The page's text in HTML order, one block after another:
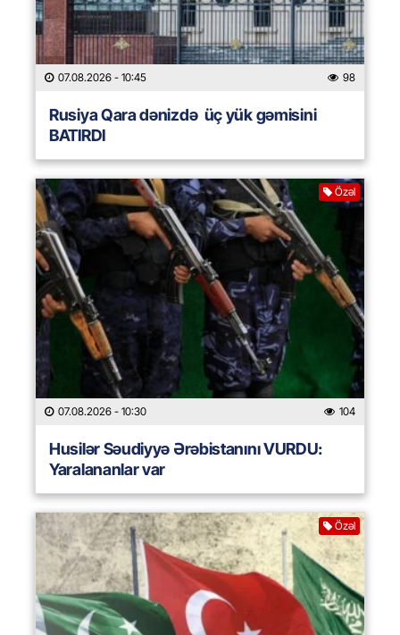
07.08.2026 - 10:45 98
Rusiya Qara dənizdə üç yük gəmisini
BATIRDI
Özəl
07.08.2026 - 10:30 104
Husilər Səudiyyə Ərəbistanını VURDU:
Yaralananlar var
Özəl